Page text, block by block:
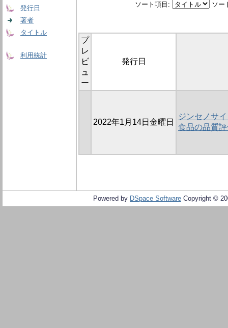
発行日
著者
タイトル
利用統計
ソート項目: ソー
プ
レ
ビ
ュ
ー
発行日
2022年1月14日金曜日
ジンセノサ
食品の品質
Powered by DSpace Software Copyright ©